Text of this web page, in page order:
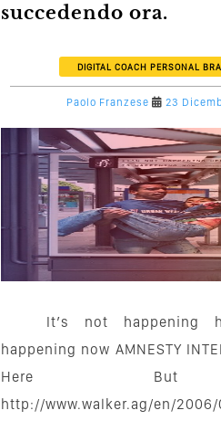
succedendo ora.
DIGITAL COACH PERSONAL
Paolo Franzese 23
It’s not happening
happening now AMNESTY
Here But
http://www.walker.ag/en/